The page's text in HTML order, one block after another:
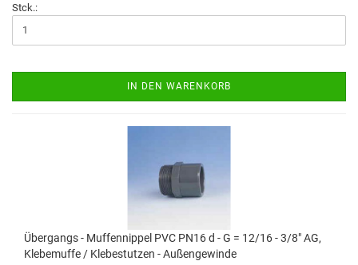
Stck.:
IN DEN WARENKORB
Über­gangs - Muf­fen­nip­pel PVC PN16 d - G = 12/16 - 3/8" AG,
Kle­be­muf­fe / Kle­be­stut­zen - Au­ßen­ge­win­de